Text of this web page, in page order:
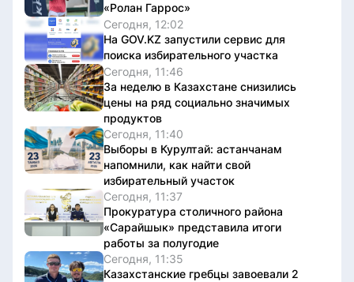
«Ролан Гаррос»
Сегодня, 12:02
На GOV.KZ запустили сервис для
поиска избирательного участка
Сегодня, 11:46
За неделю в Казахстане снизились
цены на ряд социально значимых
продуктов
Сегодня, 11:40
Выборы в Курултай: астанчанам
напомнили, как найти свой
избирательный участок
Сегодня, 11:37
Прокуратура столичного района
«Сарайшык» представила итоги
работы за полугодие
Сегодня, 11:35
Казахстанские гребцы завоевали 2